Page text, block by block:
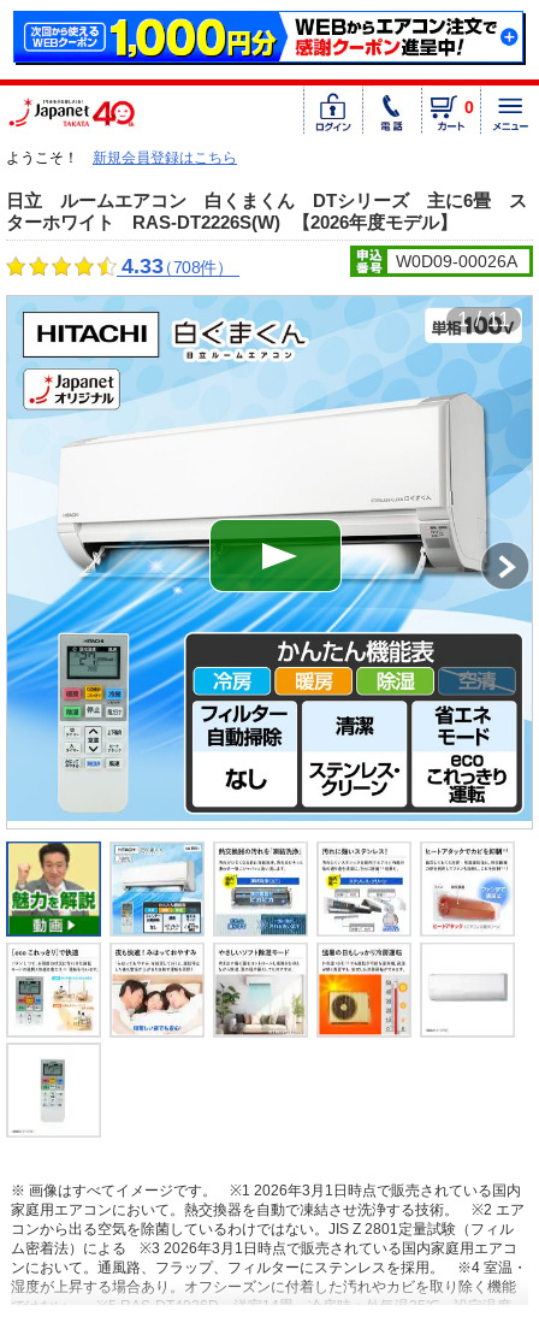
0
ようこそ！ 新規会員登録はこちら
日立 ルームエアコン 白くまくん DTシリーズ 主に6畳 ス
ターホワイト RAS-DT2226S(W)
【2026年度モデル】
4.33（708件） W0D09-00026A
1 / 11
※ 画像はすべてイメージです。
※1 2026年3月1日時点で販売されている国内
家庭用エアコンにおいて。熱交換器を自動で凍結させ洗浄する技術。
※2 エア
コンから出る空気を除菌しているわけではない。JIS Z 2801定量試験（フィル
ム密着法）による
※3 2026年3月1日時点で販売されている国内家庭用エアコ
ンにおいて。通風路、フラップ、フィルターにステンレスを採用。
※4 室温・
湿度が上昇する場合あり。オフシーズンに付着した汚れやカビを取り除く機能
ではない。
※5 RAS-DT4026D。洋室14畳。冷房時：外気温35℃、設定温度